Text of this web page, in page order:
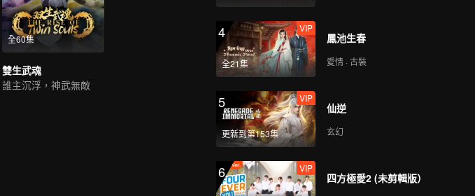
全60集
雙生武魂
誰主沉浮，神武無敵
4
全21集
VIP
鳳池生春
愛情 · 古裝
5
更新到第153集
VIP
仙逆
玄幻
6 VIP
四方極愛2 (未剪輯版）